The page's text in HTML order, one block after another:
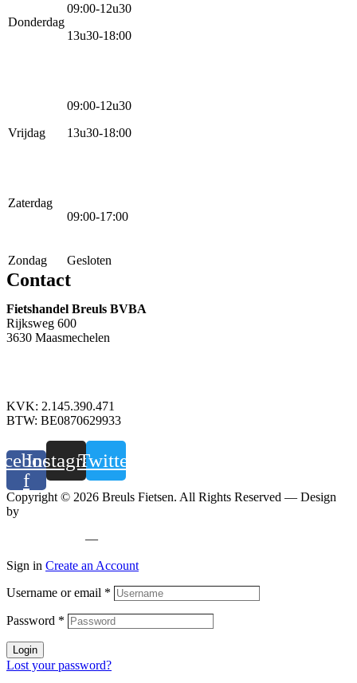
Donderdag
09:00-12u30
13u30-18:00
Vrijdag
09:00-12u30
13u30-18:00
Zaterdag
09:00-17:00
Zondag Gesloten
Contact
Fietshandel Breuls BVBA
Rijksweg 600
3630 Maasmechelen
KVK: 2.145.390.471
BTW: BE0870629933
f
Instagram
Twitter
Copyright © 2026 Breuls Fietsen. All Rights Reserved — Design
by
—
Sign in Create an Account
Username or email *
Password *
Login
Lost your password?